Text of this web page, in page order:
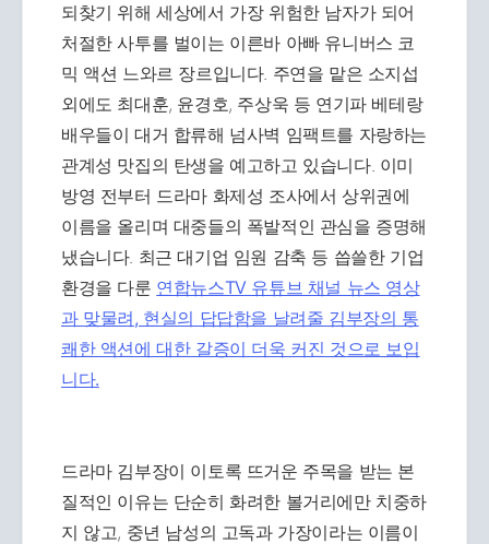
되찾기 위해 세상에서 가장 위험한 남자가 되어
처절한 사투를 벌이는 이른바 아빠 유니버스 코
믹 액션 느와르 장르입니다. 주연을 맡은 소지섭
외에도 최대훈, 윤경호, 주상욱 등 연기파 베테랑
배우들이 대거 합류해 넘사벽 임팩트를 자랑하는
관계성 맛집의 탄생을 예고하고 있습니다. 이미
방영 전부터 드라마 화제성 조사에서 상위권에
이름을 올리며 대중들의 폭발적인 관심을 증명해
냈습니다. 최근 대기업 임원 감축 등 씁쓸한 기업
환경을 다룬 연합뉴스TV 유튜브 채널 뉴스 영상
과 맞물려, 현실의 답답함을 날려줄 김부장의 통
쾌한 액션에 대한 갈증이 더욱 커진 것으로 보입
니다.
드라마 김부장이 이토록 뜨거운 주목을 받는 본
질적인 이유는 단순히 화려한 볼거리에만 치중하
지 않고, 중년 남성의 고독과 가장이라는 이름이